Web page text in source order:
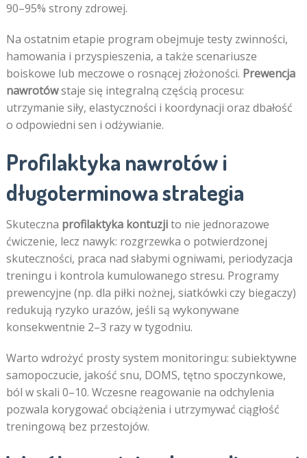
90–95% strony zdrowej.
Na ostatnim etapie program obejmuje testy zwinności,
hamowania i przyspieszenia, a także scenariusze
boiskowe lub meczowe o rosnącej złożoności. Prewencja
nawrotówstaje się integralną częścią procesu:
utrzymanie siły, elastyczności i koordynacji oraz dbałość
o odpowiedni sen i odżywianie.
Profilaktyka nawrotów i
długoterminowa strategia
Skuteczna profilaktyka kontuzjito nie jednorazowe
ćwiczenie, lecz nawyk: rozgrzewka o potwierdzonej
skuteczności, praca nad słabymi ogniwami, periodyzacja
treningu i kontrola kumulowanego stresu. Programy
prewencyjne (np. dla piłki nożnej, siatkówki czy biegaczy)
redukują ryzyko urazów, jeśli są wykonywane
konsekwentnie 2–3 razy w tygodniu.
Warto wdrożyć prosty system monitoringu: subiektywne
samopoczucie, jakość snu, DOMS, tętno spoczynkowe,
ból w skali 0–10. Wczesne reagowanie na odchylenia
pozwala korygować obciążenia i utrzymywać ciągłość
treningową bez przestojów.